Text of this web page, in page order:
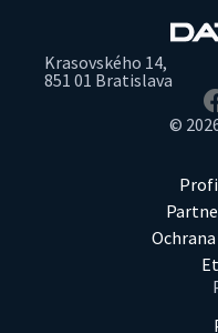
Krasovského 14,
851 01 Bratislava
©